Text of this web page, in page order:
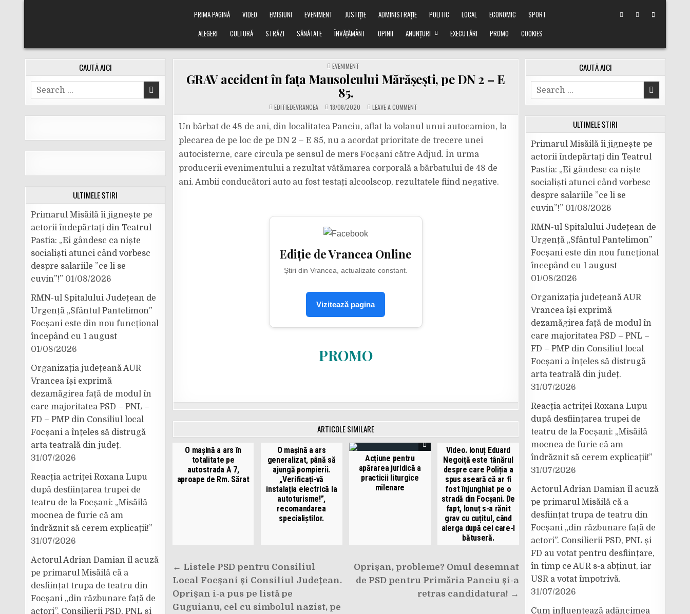
PRIMA PAGINĂ VIDEO EMISIUNI EVENIMENT JUSTIȚIE ADMINISTRAȚIE POLITIC LOCAL ECONOMIC
SPORT
ALEGERI
CULTURĂ STRĂZI SĂNĂTATE ÎNVĂȚĂMÂNT OPINII ANUNȚURI EXECUTĂRI PROMO COOKIES
POSTED
IN
EVENIMENT
GRAV accident în fața Mausoleului Mărășești, pe DN 2 – E
85.
EDITIEDEVRANCEA 18/08/2020 LEAVE A COMMENTON
GRAV
ÎN
FAȚA
MAUSOLEULUI
MĂRĂȘEȘTI,
PE
DN
–
85.
Un bărbat de 48 de ani, din localitatea Panciu, aflat la volanul unui autocamion, la
plecarea de pe loc de pe DN 2 – E 85, nu a acordat prioritate de trecere unei
autocisterne, care circula pe sensul de mers Focșani către Adjud. În urma
producerii evenimentului a rezultat vătămarea corporală a bărbatului de 48 de
ani. Ambii conducători auto au fost testați alcoolscop, rezultatele fiind negative.
Ediție de Vrancea Online
Știri din Vrancea, actualizate constant.
Vizitează pagina
PROMO
ARTICOLE SIMILARE
O mașină a ars în
totalitate pe
autostrada A 7,
aproape de Rm. Sărat
O mașină a ars
generalizat, până să
ajungă pompierii.
„Verificați-vă
instalația electrică la
autoturisme!”,
recomandarea
specialiștilor.
Acțiune pentru
apărarea juridică a
practicii liturgice
milenare
Video. Ionuț Eduard
Negoiță este tânărul
despre care Poliția a
spus aseară că ar fi
fost înjunghiat pe o
stradă din Focșani. De
fapt, Ionuț s-a rănit
grav cu cuțitul, când
alerga după cei care-l
bătuseră.
Navigare
în
articole
Oprișan, probleme? Omul desemnat
de PSD pentru Primăria Panciu și-a
retras candidatura! →
← Listele PSD pentru Consiliul
Local Focșani și Consiliul Județean.
Oprișan i-a pus pe listă pe
Guguianu, cel cu simbolul nazist, pe
CAUTĂ AICI
Search
for:
ULTIMELE ȘTIRI
Primarul Misăilă îi jignește pe
actorii îndepărtați din Teatrul
Pastia: „Ei gândesc ca niște
socialiști atunci când vorbesc
despre salariile ”ce li se
cuvin”!” 01/08/2026
RMN-ul Spitalului Județean de
Urgență „Sfântul Pantelimon”
Focșani este din nou funcțional
începând cu 1 august
01/08/2026
Organizația județeană AUR
Vrancea își exprimă
dezamăgirea față de modul în
care majoritatea PSD – PNL –
FD – PMP din Consiliul local
Focșani a înțeles să distrugă
arta teatrală din județ.
31/07/2026
Reacția actriței Roxana Lupu
după desființarea trupei de
teatru de la Focșani: „Misăilă
mocnea de furie că am
îndrăznit să cerem explicații!”
31/07/2026
Actorul Adrian Damian îl acuză
pe primarul Misăilă că a
desființat trupa de teatru din
Focșani „din răzbunare față de
actori”. Consilierii PSD, PNL și
CAUTĂ AICI
Search
for:
ULTIMELE ȘTIRI
Primarul Misăilă îi jignește pe
actorii îndepărtați din Teatrul
Pastia: „Ei gândesc ca niște
socialiști atunci când vorbesc
despre salariile ”ce li se
cuvin”!” 01/08/2026
RMN-ul Spitalului Județean de
Urgență „Sfântul Pantelimon”
Focșani este din nou funcțional
începând cu 1 august
01/08/2026
Organizația județeană AUR
Vrancea își exprimă
dezamăgirea față de modul în
care majoritatea PSD – PNL –
FD – PMP din Consiliul local
Focșani a înțeles să distrugă
arta teatrală din județ.
31/07/2026
Reacția actriței Roxana Lupu
după desființarea trupei de
teatru de la Focșani: „Misăilă
mocnea de furie că am
îndrăznit să cerem explicații!”
31/07/2026
Actorul Adrian Damian îl acuză
pe primarul Misăilă că a
desființat trupa de teatru din
Focșani „din răzbunare față de
actori”. Consilierii PSD, PNL și
FD au votat pentru desființare,
în timp ce AUR s-a abținut, iar
USR a votat împotrivă.
31/07/2026
Cum influențează adâncimea